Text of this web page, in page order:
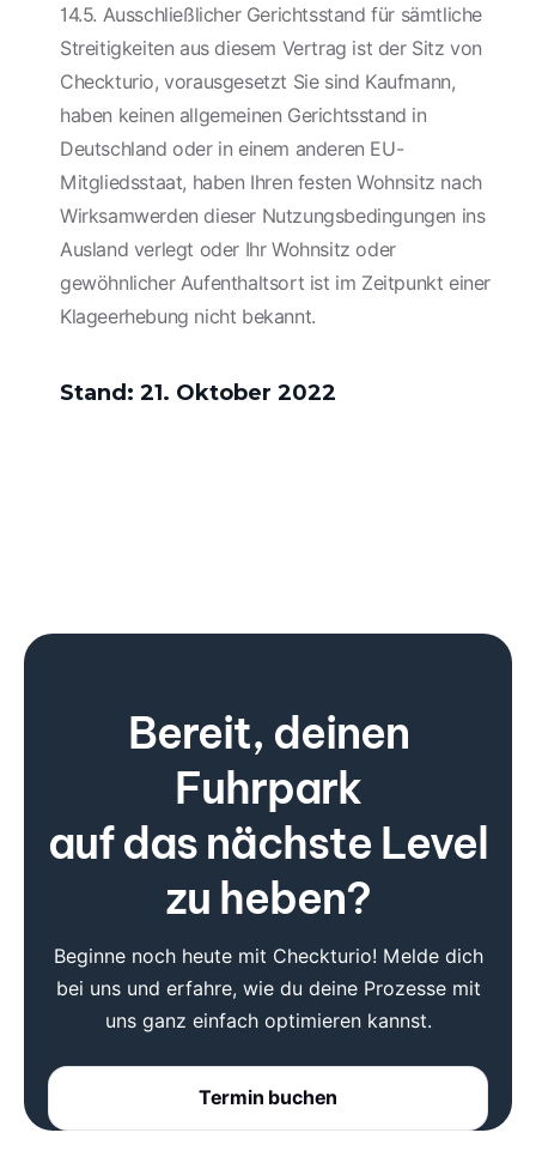
14.5. Ausschließlicher Gerichtsstand für sämtliche
Streitigkeiten aus diesem Vertrag ist der Sitz von
Checkturio, vorausgesetzt Sie sind Kaufmann,
haben keinen allgemeinen Gerichtsstand in
Deutschland oder in einem anderen EU-
Mitgliedsstaat, haben Ihren festen Wohnsitz nach
Wirksamwerden dieser Nutzungsbedingungen ins
Ausland verlegt oder Ihr Wohnsitz oder
gewöhnlicher Aufenthaltsort ist im Zeitpunkt einer
Klageerhebung nicht bekannt.
Stand: 21. Oktober 2022
Bereit, deinen
Fuhrpark
auf das nächste Level
zu heben?
Beginne noch heute mit Checkturio! Melde dich
bei uns und erfahre, wie du deine Prozesse mit
uns ganz einfach optimieren kannst.
Termin buchen